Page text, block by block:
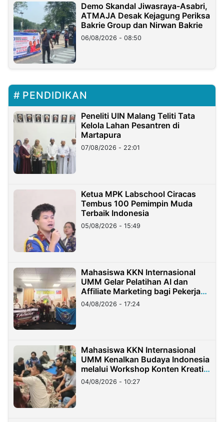
Demo Skandal Jiwasraya-Asabri,
ATMAJA Desak Kejagung Periksa
Bakrie Group dan Nirwan Bakrie
06/08/2026 - 08:50
PENDIDIKAN
Peneliti UIN Malang Teliti Tata
Kelola Lahan Pesantren di
Martapura
07/08/2026 - 22:01
Ketua MPK Labschool Ciracas
Tembus 100 Pemimpin Muda
Terbaik Indonesia
05/08/2026 - 15:49
Mahasiswa KKN Internasional
UMM Gelar Pelatihan AI dan
Affiliate Marketing bagi Pekerja
Migran Indonesia di Taiwan
04/08/2026 - 17:24
Mahasiswa KKN Internasional
UMM Kenalkan Budaya Indonesia
melalui Workshop Konten Kreatif
di Taiwan
04/08/2026 - 10:27